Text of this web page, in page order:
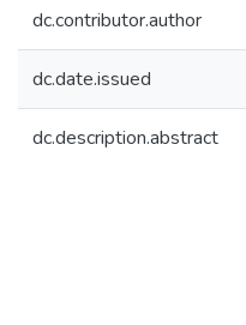
dc.contributor.author
dc.date.issued
dc.description.abstract